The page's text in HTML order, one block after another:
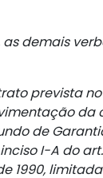
demais
prevista
da
de
I-A do
1990,